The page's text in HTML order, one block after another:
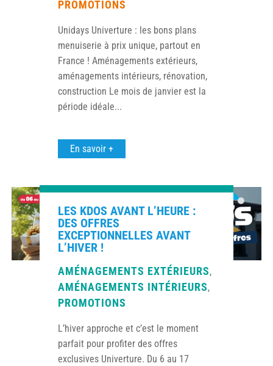
PROMOTIONS
Unidays Univerture : les bons plans
menuiserie à prix unique, partout en
France ! Aménagements extérieurs,
aménagements intérieurs, rénovation,
construction Le mois de janvier est la
période idéale...
En savoir +
LES KDOS AVANT L’HEURE :
DES OFFRES
EXCEPTIONNELLES AVANT
L’HIVER !
AMÉNAGEMENTS EXTÉRIEURS,
AMÉNAGEMENTS INTÉRIEURS,
PROMOTIONS
L’hiver approche et c’est le moment
parfait pour profiter des offres
exclusives Univerture. Du 6 au 17